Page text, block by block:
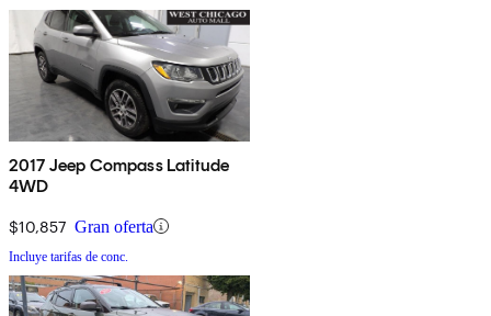
2017 Jeep Compass Latitude
4WD
$10,857 Gran oferta
Incluye tarifas de conc.